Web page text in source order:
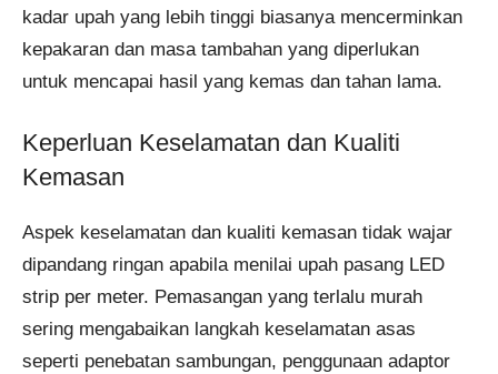
kadar upah yang lebih tinggi biasanya mencerminkan
kepakaran dan masa tambahan yang diperlukan
untuk mencapai hasil yang kemas dan tahan lama.
Keperluan Keselamatan dan Kualiti
Kemasan
Aspek keselamatan dan kualiti kemasan tidak wajar
dipandang ringan apabila menilai upah pasang LED
strip per meter. Pemasangan yang terlalu murah
sering mengabaikan langkah keselamatan asas
seperti penebatan sambungan, penggunaan adaptor